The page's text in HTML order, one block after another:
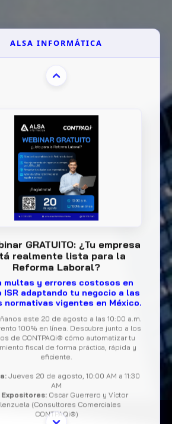
ALSA INFORMÁTICA
GRATUITO: ¿Tu empresa
realmente lista para la
multas y errores costosos en
o ISR adaptando tu negocio a las
normativas vigentes en México.
este 20 de agosto a las 10:00 a.m.
100% en línea. Descubre junto a los
de CONTPAQi® cómo automatizar tu
fiscal de forma práctica, rápida y
eficiente.
Jueves 20 de agosto, 10:00 AM a 11:30
AM
Expositores:Oscar Guerrero y Víctor
(Consultores Comerciales
CONTPAQi®)
limitados! Asegura tu acceso libre
registrándote aquí:
https://tinyurl.com/3bc337a7